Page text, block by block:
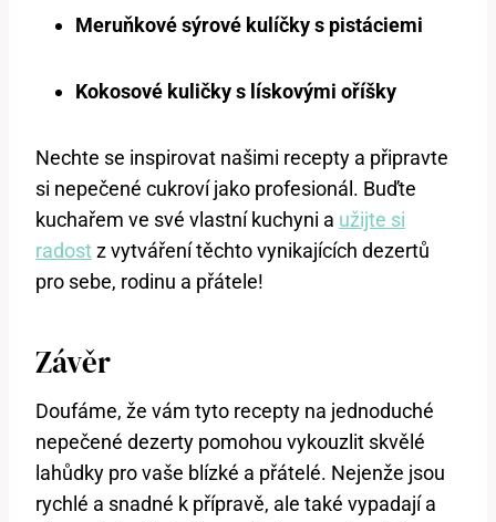
Meruňkové sýrové kulíčky s pistáciemi
Kokosové kuličky s lískovými oříšky
Nechte se inspirovat našimi recepty a připravte
si nepečené cukroví jako profesionál. Buďte
kuchařem ve své vlastní kuchyni a užijte si
radostz vytváření těchto vynikajících dezertů
pro sebe, rodinu a přátele!
Závěr
Doufáme, že vám tyto recepty na jednoduché
nepečené dezerty pomohou vykouzlit skvělé
lahůdky pro vaše blízké a přátelé. Nejenže jsou
rychlé a snadné k přípravě, ale také vypadají a